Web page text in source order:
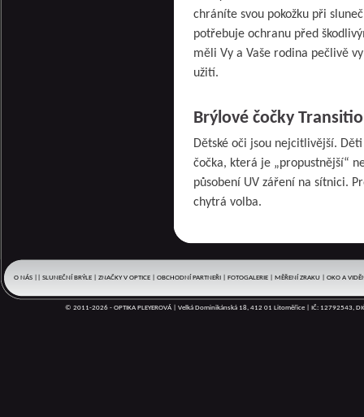
chráníte svou pokožku při
potřebuje ochranu před
měli Vy a Vaše rodina pečlivě
užití.
Brýlové čočky
Dětské oči jsou nejcitlivější.
čočka, která je „propustnější“
působení UV záření na sítnici.
chytrá volba.
O NÁS SLUNEČNÍ BRÝLE ZNAČKY V OPTICE OBCHODNÍ PARTNEŘI FOTOGALERIE MĚŘENÍ ZRAKU
OKO A
© 2011-2026 - OPTIKA PLEYEROVÁ | Velká Dominikánská 18, 412 01 Litoměřice | IČ: 12792543,